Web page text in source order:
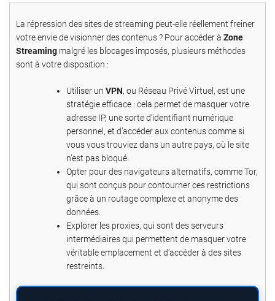
La répression des sites de streaming peut-elle réellement freiner
votre envie de visionner des contenus ? Pour accéder à Zone
Streaming malgré les blocages imposés, plusieurs méthodes
sont à votre disposition :
Utiliser un VPN, ou Réseau Privé Virtuel, est une
stratégie efficace : cela permet de masquer votre
adresse IP, une sorte d’identifiant numérique
personnel, et d’accéder aux contenus comme si
vous vous trouviez dans un autre pays, où le site
n’est pas bloqué.
Opter pour des navigateurs alternatifs, comme Tor,
qui sont conçus pour contourner ces restrictions
grâce à un routage complexe et anonyme des
données.
Explorer les proxies, qui sont des serveurs
intermédiaires qui permettent de masquer votre
véritable emplacement et d’accéder à des sites
restreints.